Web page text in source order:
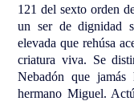
121 del sexto orden
un ser de dignidad
elevada que rehúsa
criatura viva. Se
Nebadón que jamás
hermano Miguel.